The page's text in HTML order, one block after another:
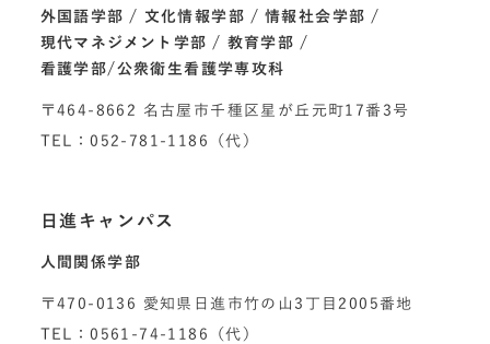
外国語学部
文化情報学部
情報社会学部
現代マネジメント学部
教育学部
看護学部/公衆衛生看護学専攻科
〒464-8662 名古屋市千種区星が丘元町17番3号
TEL：052-781-1186（代）
日進キャンパス
人間関係学部
〒470-0136 愛知県日進市竹の山3丁目2005番地
TEL：0561-74-1186（代）